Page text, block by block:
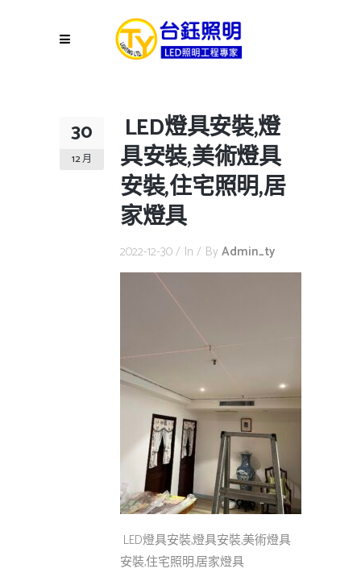
30
12 月
LED燈具安裝,燈
具安裝,美術燈具
安裝,住宅照明,居
家燈具
2022-12-30 In By Admin_ty
LED燈具安裝,燈具安裝,美術燈具
安裝,住宅照明,居家燈具